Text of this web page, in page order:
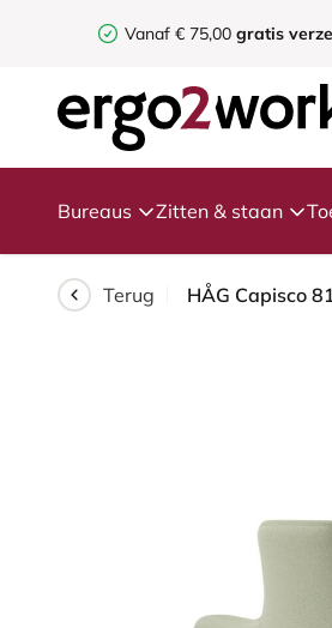
Vanaf € 75,00 gratis
Bureaus Zitten & staan
Terug